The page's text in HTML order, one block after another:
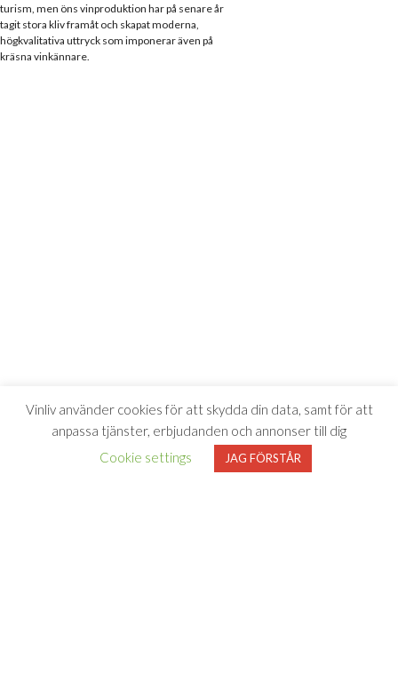
turism, men öns vinproduktion har på senare år
tagit stora kliv framåt och skapat moderna,
högkvalitativa uttryck som imponerar även på
kräsna vinkännare.
Vinliv använder cookies för att skydda din data, samt för att
anpassa tjänster, erbjudanden och annonser till dig
Cookie settings
JAG FÖRSTÅR